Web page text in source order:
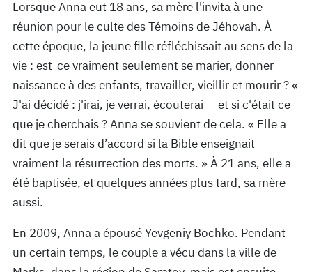
Lorsque Anna eut 18 ans, sa mère l'invita à une
réunion pour le culte des Témoins de Jéhovah. À
cette époque, la jeune fille réfléchissait au sens de la
vie : est-ce vraiment seulement se marier, donner
naissance à des enfants, travailler, vieillir et mourir ? «
J'ai décidé : j'irai, je verrai, écouterai — et si c'était ce
que je cherchais ? Anna se souvient de cela. « Elle a
dit que je serais d’accord si la Bible enseignait
vraiment la résurrection des morts. » À 21 ans, elle a
été baptisée, et quelques années plus tard, sa mère
aussi.
En 2009, Anna a épousé Yevgeniy Bochko. Pendant
un certain temps, le couple a vécu dans la ville de